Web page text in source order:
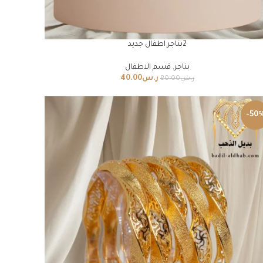
2بناجر اطفال جديد
بناجر, قسم الاطفال
ر.س80.00 ر.س40.00
-